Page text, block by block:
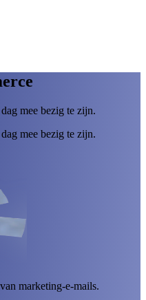
mee bezig te zijn.
mee bezig te zijn.
marketing-e-mails.